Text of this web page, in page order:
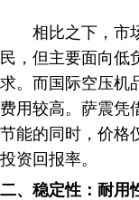
相比之下，市场
民，但主要面向低
求。而国际空压机
费用较高。萨震凭
节能的同时，价格
投资回报率。
二、稳定性：耐用